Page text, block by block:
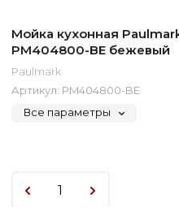
Мойка кухонная Paulmark
PM404800-BE бежевый
Paulmark
Артикул: PM404800-BE
Все параметры